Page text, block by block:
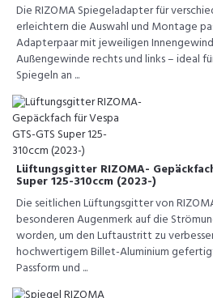
Die RIZOMA Spiegeladapter für
erleichtern die Auswahl und Montage
Adapterpaar mit jeweiligen
Außengewinde rechts und links – ideal
Spiegeln an ...
Lüftungsgitter RIZOMA-
Super 125-310ccm (2023-)
Die seitlichen Lüftungsgitter von
besonderen Augenmerk auf die
worden, um den Luftaustritt zu
hochwertigem Billet-Aluminium
Passform und ...